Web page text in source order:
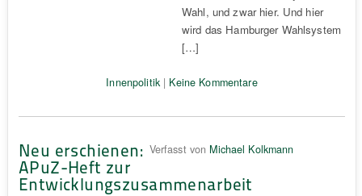
Wahl, und zwar hier. Und hier
wird das Hamburger Wahlsystem
[…]
Innenpolitik| Keine Kommentare
Neu erschienen:
APuZ-Heft zur
Entwicklungszusammenarbeit
Verfasst von Michael Kolkmann